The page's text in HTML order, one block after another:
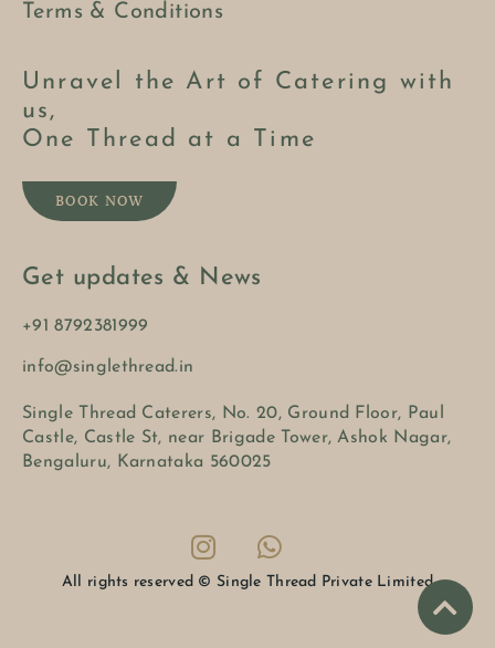
Terms & Conditions
Unravel the Art of Catering with
us,
One Thread at a Time
BOOK NOW
Get updates & News
+91 8792381999
info@singlethread.in
Single Thread Caterers, No. 20, Ground Floor, Paul
Castle, Castle St, near Brigade Tower, Ashok Nagar,
Bengaluru, Karnataka 560025
All rights reserved © Single Thread Private Limited